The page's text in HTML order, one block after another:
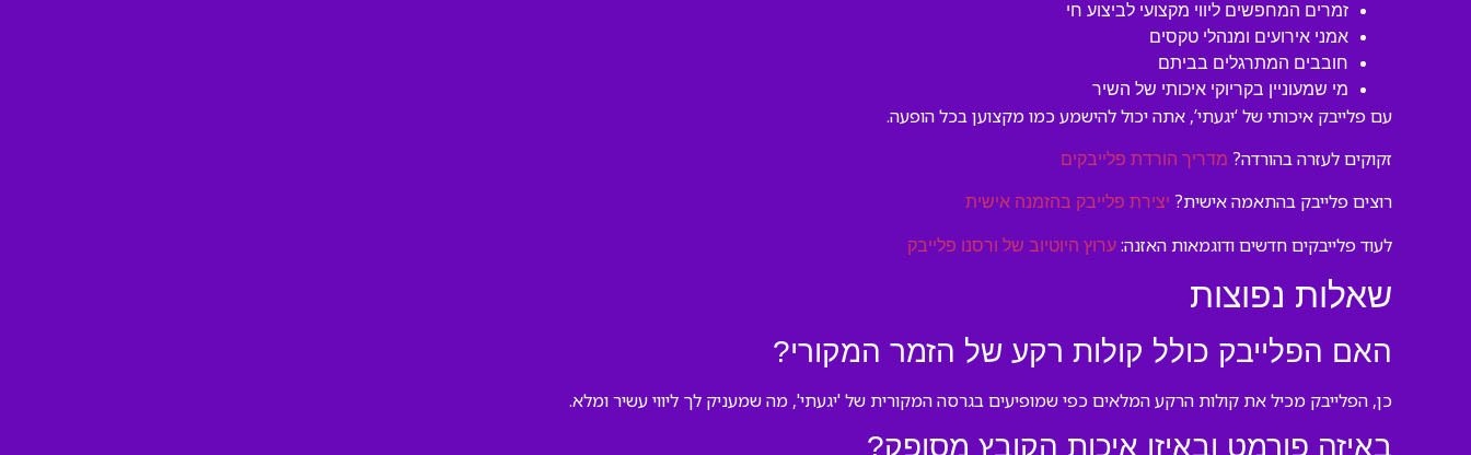
זמרים המחפשים ליווי מקצועי לביצוע חי
אמני אירועים ומנהלי טקסים
חובבים המתרגלים בביתם
מי שמעוניין בקריוקי איכותי של השיר
עם פלייבק איכותי של ‘יגעתי’, אתה יכול להישמע כמו מקצוען בכל הופעה.
זקוקים לעזרה בהורדה? מדריך הורדת פלייבקים
רוצים פלייבק בהתאמה אישית? יצירת פלייבק בהזמנה אישית
לעוד פלייבקים חדשים ודוגמאות האזנה: ערוץ היוטיוב של ורסנו פלייבק
שאלות נפוצות
האם הפלייבק כולל קולות רקע של הזמר המקורי?
כן, הפלייבק מכיל את קולות הרקע המלאים כפי שמופיעים בגרסה המקורית של 'יגעתי', מה שמעניק לך ליווי עשיר ומלא.
באיזה פורמט ובאיזו איכות הקובץ מסופק?